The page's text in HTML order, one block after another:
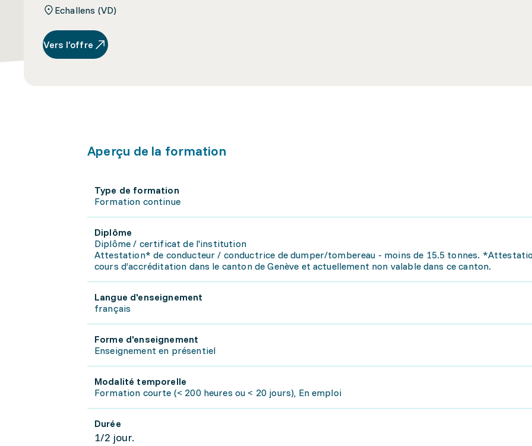
Echallens (VD)
Vers l’offre
Aperçu de la formation
Type de formation
Formation continue
Diplôme
Diplôme / certificat de l'institution
Attestation* de conducteur / conductrice de dumper/tombereau - moins de 15.5 tonnes.
cours d’accréditation dans le canton de Genève et actuellement non valable dans ce canton.
Langue d'enseignement
français
Forme d'enseignement
Enseignement en présentiel
Modalité temporelle
Formation courte (< 200 heures ou < 20 jours), En emploi
Durée
1/2 jour.